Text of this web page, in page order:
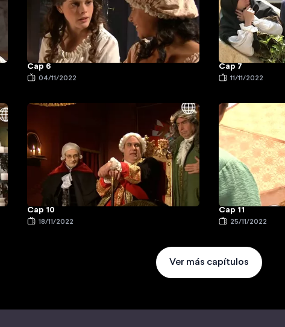
Cap 6
04/11/2022
Cap 7
11/11/2022
Cap 10
18/11/2022
Cap 11
25/11/2022
Ver más capítulos